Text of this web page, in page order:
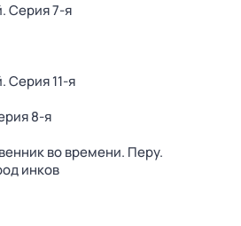
. Серия 7-я
. Серия 11-я
8-я
во времени. Перу.
инков